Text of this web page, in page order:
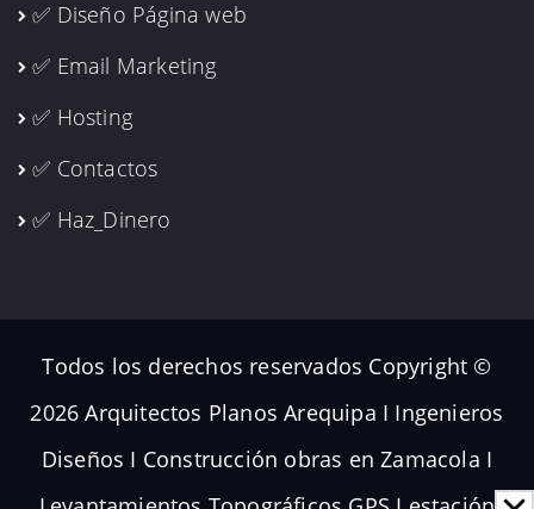
✅ Diseño Página web
✅ Email Marketing
✅ Hosting
✅ Contactos
✅ Haz_Dinero
Todos los derechos reservados Copyright ©
2026 Arquitectos Planos Arequipa I Ingenieros
Diseños I Construcción obras en Zamacola I